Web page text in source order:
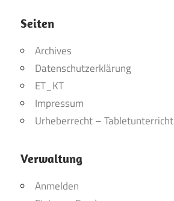
Seiten
Archives
Datenschutzerklärung
ET_KT
Impressum
Urheberrecht – Tabletunterricht
Verwaltung
Anmelden